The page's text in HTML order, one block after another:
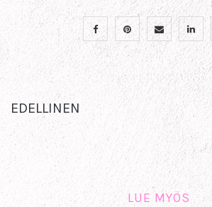
EDELLINEN
LUE MYÖS